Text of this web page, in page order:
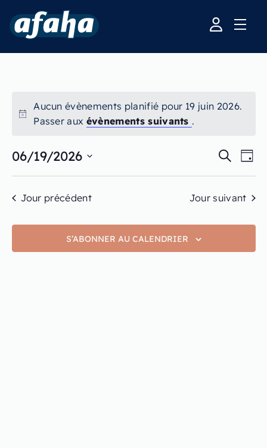
Aucun évènements planifié pour 19 juin 2026.
Passer aux évènements suivants .
Recherche
et
de
de
JOUR
06/19/2026
Sélectionnez
date.
Jour précédent Jour suivant
S’ABONNER AU CALENDRIER